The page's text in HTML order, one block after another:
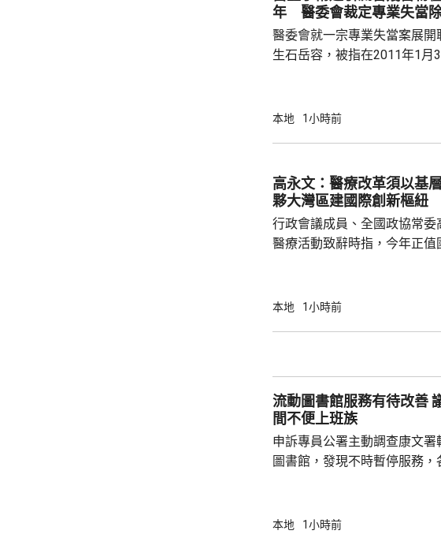
子的健康每況愈下。
年 醫委會裁定專業失當
醫委會就一宗專業失當案展開
生石岳容，被指在2011年1月
行乳房檢查時才發現，有三條
引述專家報告指，醫生有責任
完全拔除，亦應及時察覺引流
石岳容的行為，低於合理預...
本地 1小時前
高永文：醫療改革須以基
夥大灣區建國際創新樞紐
行政會議成員、全國政協常委
醫療活動致辭時指，今年正值
他強調，面對人口老化挑戰，
絡」，建立無縫的社區健康體系。 他指
發展的科技如人工智能診斷、
本地 1小時前
流動圖書館服務有待改善 議員：開放時
間不便上班族
申訴專員公署主動調查康文署
圖書館，發現不時暫停服務，
法會議員李家駒，在一個電台
本地 1小時前